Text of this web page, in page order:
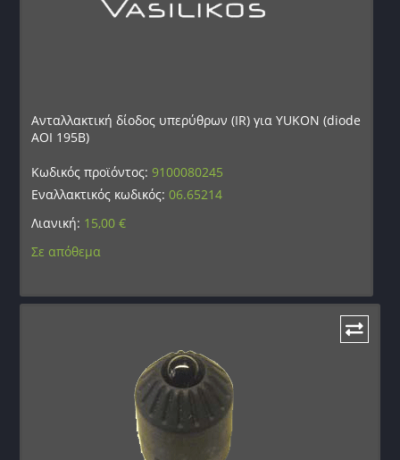
Ανταλλακτική δίοδος υπερύθρων (IR) για YUKON (diode
AOI 195B)
Κωδικός προϊόντος:9100080245
Εναλλακτικός κωδικός:06.65214
Λιανική: 15,00€
Σε απόθεμα